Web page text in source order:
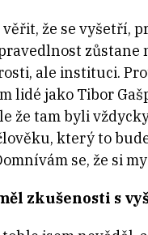
že se vyšetří,
ale instituci.
lidé jako Tibor
že tam byli
který to
se, že si
zkušenosti s